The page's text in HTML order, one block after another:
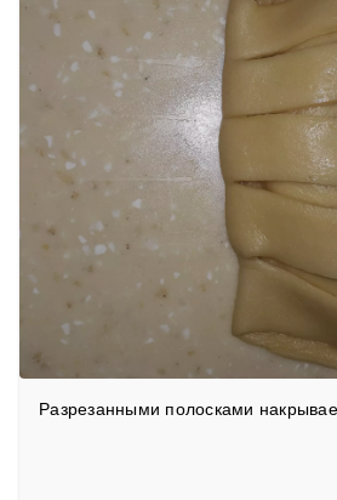
Разрезанными полосками